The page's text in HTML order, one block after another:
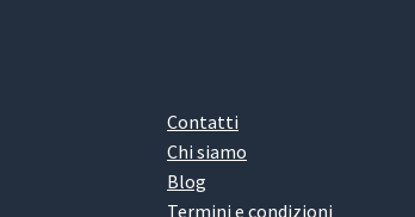
Contatti
Chi siamo
Blog
Termini e condizioni